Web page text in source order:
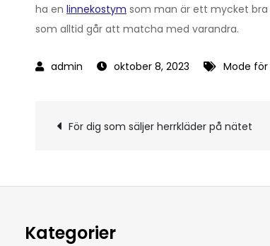
ha en linnekostym som man är ett mycket bra
som alltid går att matcha med varandra.
oktober 8, 2023 Mode
För dig som säljer herrkläder på nätet
Kategorier